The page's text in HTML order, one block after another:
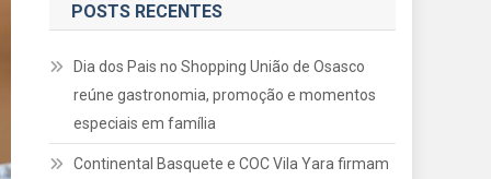
POSTS RECENTES
Dia dos Pais no Shopping União de Osasco
reúne gastronomia, promoção e momentos
especiais em família
Continental Basquete e COC Vila Yara firmam